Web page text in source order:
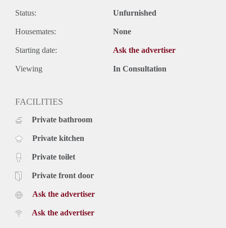
Status: Unfurnished
Housemates: None
Starting date: Ask the advertiser
Viewing In Consultation
FACILITIES
Private bathroom
Private kitchen
Private toilet
Private front door
Ask the advertiser
Ask the advertiser